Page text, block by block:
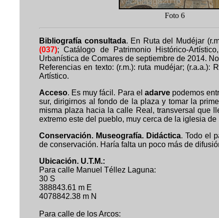
Foto
Bibliografía consultada. En Ruta del Mudéjar
(037); Catálogo de Patrimonio Histórico-
Urbanística de Comares de septiembre de 2014.
Referencias en texto: (r.m.): ruta mudéjar; (r.a.a.):
Artístico.
Acceso. Es muy fácil. Para el adarve podemos
sur, dirigirnos al fondo de la plaza y tomar la
misma plaza hacia la calle Real, transversal que
extremo este del pueblo, muy cerca de la iglesia
Conservación. Museografía. Didáctica. Todo el
de conservación. Haría falta un poco más de
Ubicación. U.T.M.:
Para calle Manuel Téllez Laguna:
30 S
388843.61 m E
4078842.38 m N
Para calle de los Arcos: